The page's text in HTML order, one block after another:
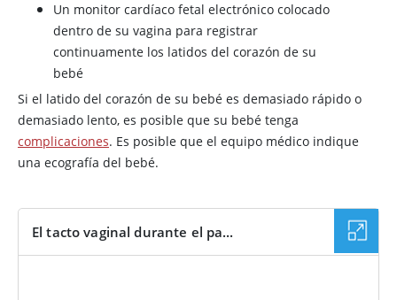
Un monitor cardíaco fetal electrónico colocado
dentro de su vagina para registrar
continuamente los latidos del corazón de su
bebé
Si el latido del corazón de su bebé es demasiado rápido o
demasiado lento, es posible que su bebé tenga
complicaciones. Es posible que el equipo médico indique
una ecografía del bebé.
El tacto vaginal durante el pa...